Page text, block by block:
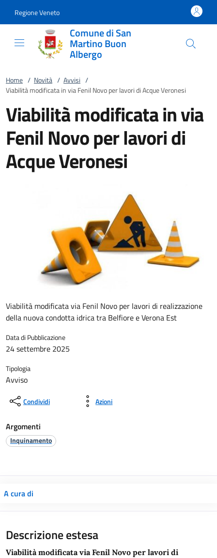
Regione Veneto
Comune di San
Martino Buon
Albergo
Home / Novità / Avvisi /
Viabilità modificata in via Fenil Novo per lavori di Acque Veronesi
Viabilità modificata in via
Fenil Novo per lavori di
Acque Veronesi
Viabilità modificata via Fenil Novo per lavori di realizzazione
della nuova condotta idrica tra Belfiore e Verona Est
Data di Pubblicazione
24 settembre 2025
Tipologia
Avviso
Condividi Azioni
Argomenti
Inquinamento
A cura di
Descrizione estesa
Viabilità modificata via Fenil Novo per lavori di